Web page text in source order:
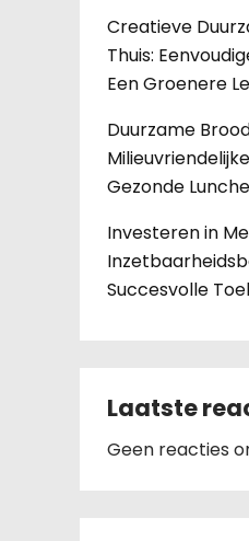
Creatieve
Thuis:
Een Groenere
Duurzame
Gezonde
Investeren in
Succesvolle
Laatste
Geen reacties